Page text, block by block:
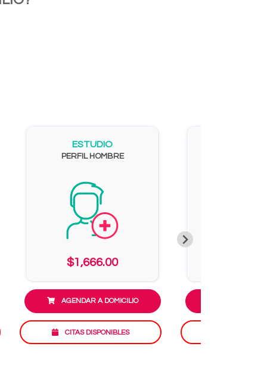
ESTUDIO
PERFIL HOMBRE
$1,666.00
AGENDAR A DOMICILIO
CITAS DISPONIBLES